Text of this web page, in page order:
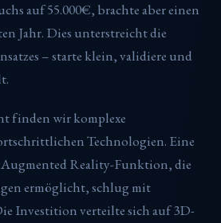
auf 55.000€, brachte aber einen
Jahr. Dies unterstreicht die
– starte klein, validiere und
finden wir komplexe
Technologien. Eine
Reality-Funktion, die
ermöglicht, schlug mit
Investition verteilte sich auf 3D-